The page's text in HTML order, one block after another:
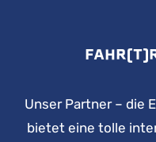
Unser Partner – die
bietet eine tolle